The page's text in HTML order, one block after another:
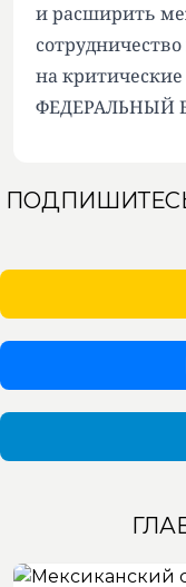
и расширить
на
ФЕДЕРАЛЬНЫЙ